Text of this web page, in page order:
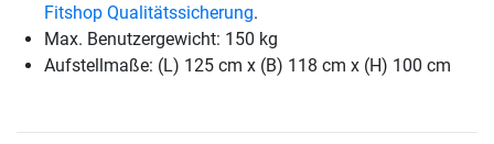
Fitshop Qualitätssicherung.
Max. Benutzergewicht: 150 kg
Aufstellmaße: (L) 125 cm x (B) 118 cm x (H) 100 cm